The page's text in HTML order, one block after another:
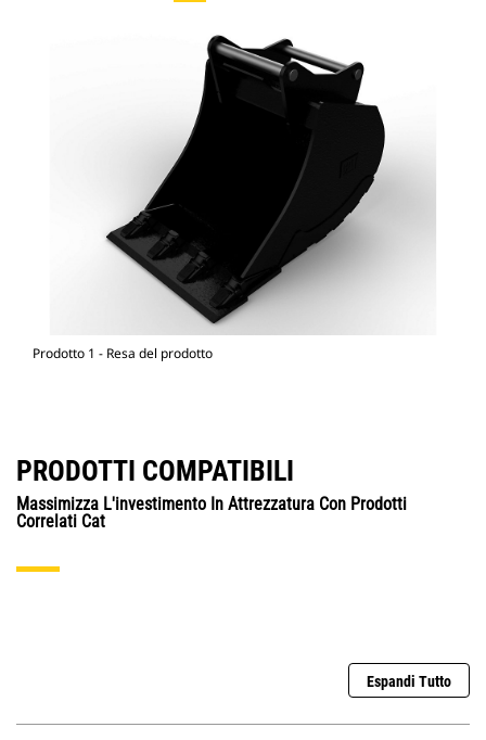
Prodotto 1 - Resa del prodotto
PRODOTTI COMPATIBILI
Massimizza L'investimento In Attrezzatura Con Prodotti
Correlati Cat
Espandi Tutto